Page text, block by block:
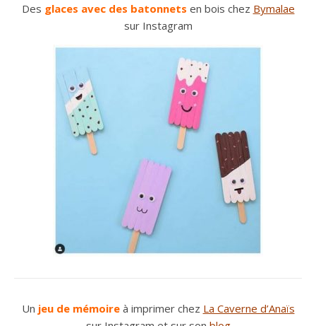
Des glaces avec des batonnets en bois chez Bymalae
sur Instagram
Un jeu de mémoireà imprimer chez La Caverne d’Anaïs